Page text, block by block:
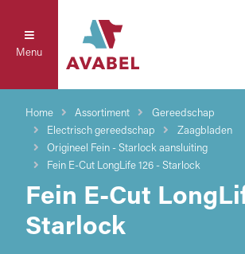
Menu
Home Assortiment
Gereedschap
Electrisch gereedschap
Zaagbladen
Origineel Fein - Starlock aansluiting
Fein E-Cut LongLife 126 - Starlock
Fein E-Cut
Starlock